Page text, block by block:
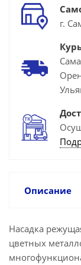
г.
Описание
Насадка
цветных